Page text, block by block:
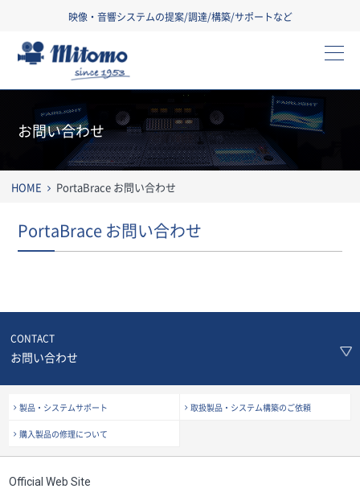
映像・音響システムの提案/調達/構築/サポートなど
お問い合わせ
HOME PortaBrace お問い合わせ
PortaBrace お問い合わせ
CONTACT
お問い合わせ
製品・システムサポート 取扱製品・システム構築のご依頼
購入製品の修理について
Official Web Site